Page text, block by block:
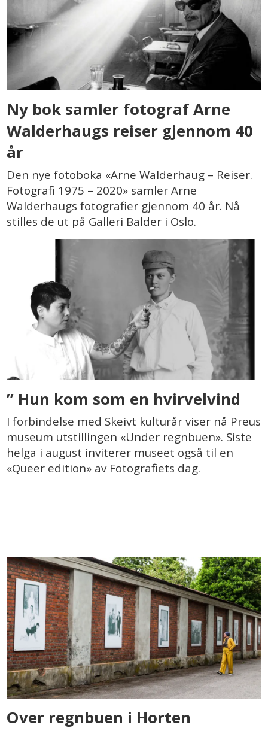
Ny bok samler fotograf Arne
Walderhaugs reiser gjennom 40
år
Den nye fotoboka «Arne Walderhaug – Reiser.
Fotografi 1975 – 2020» samler Arne
Walderhaugs fotografier gjennom 40 år. Nå
stilles de ut på Galleri Balder i Oslo.
’’ Hun kom som en hvirvelvind
I forbindelse med Skeivt kulturår viser nå Preus
museum utstillingen «Under regnbuen». Siste
helga i august inviterer museet også til en
«Queer edition» av Fotografiets dag.
Over regnbuen i Horten